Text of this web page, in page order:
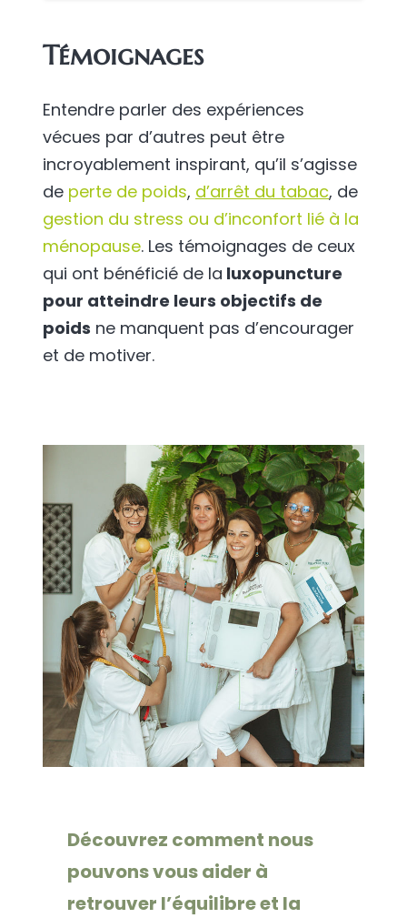
Témoignages
Entendre parler des expériences
vécues par d’autres peut être
incroyablement inspirant, qu’il s’agisse
de perte de poids, d’arrêt du tabac, de
gestion du stress ou d’inconfort lié à la
ménopause. Les témoignages de ceux
qui ont bénéficié de la luxopuncture
pour atteindre leurs objectifs de
poids ne manquent pas d’encourager
et de motiver.
Découvrez comment nous
pouvons vous aider à
retrouver l’équilibre et la